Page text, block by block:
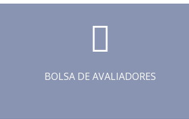
BOLSA DE AVALIADORES